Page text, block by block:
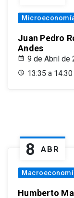
Juan Pedro
Andes
9 de Abril de
13:35 a 14:30
8 ABR
Humberto